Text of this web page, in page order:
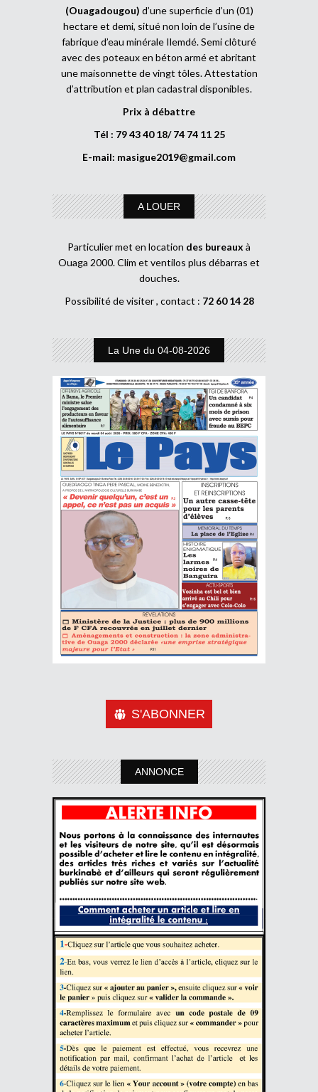
(Ouagadougou) d’une superficie d’un (01)
hectare et demi, situé non loin de l’usine de
fabrique d’eau minérale Ilemdé. Semi clôturé
avec des poteaux en béton armé et abritant
une maisonnette de vingt tôles. Attestation
d’attribution et plan cadastral disponibles.
Prix à débattre
Tél : 79 43 40 18/ 74 74 11 25
E-mail: masigue2019@gmail.com
A LOUER
Particulier met en location des bureaux à
Ouaga 2000. Clim et ventilos plus débarras et
douches.
Possibilité de visiter , contact : 72 60 14 28
La Une du 04-08-2026
S'ABONNER
ANNONCE